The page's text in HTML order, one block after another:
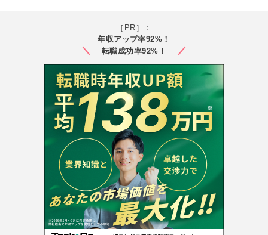
［PR］：
年収アップ率92%！
転職成功率92%！